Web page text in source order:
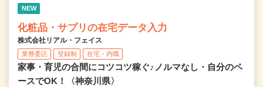
NEW
化粧品・サプリの在宅データ入力
株式会社リアル・フェイス
業務委託 登録制 在宅・内職
家事・育児の合間にコツコツ稼ぐ♪ノルマなし・自分のペ
ースでOK！〈神奈川県〉